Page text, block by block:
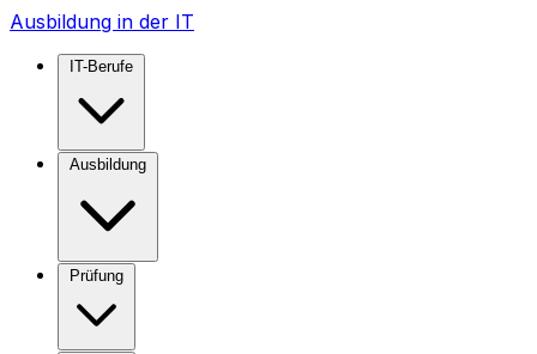
Ausbildung in der IT
IT-Berufe
Ausbildung
Prüfung